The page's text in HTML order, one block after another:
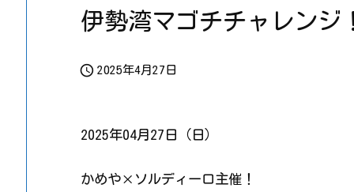
伊勢湾マゴチチャレンジ！
 2025年4月27日
2025年04月27日（日）
かめや×ソルディーロ主催！